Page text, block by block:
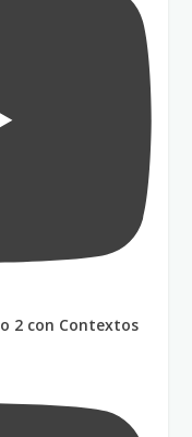
2 con Contextos